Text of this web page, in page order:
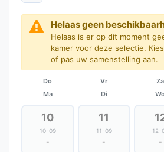
Helaas geen
Helaas is er op dit moment
kamer voor deze selectie.
of pas uw samenstelling aan.
Do Vr Za
Ma
Di Wo
10
10-09
-
11
11-09
-
12-
-